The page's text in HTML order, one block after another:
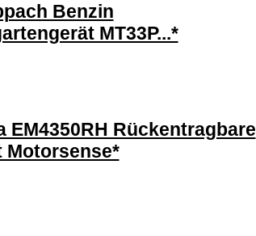
Benzin
MT33P...*
EM4350RH Rückentragbare
Motorsense*